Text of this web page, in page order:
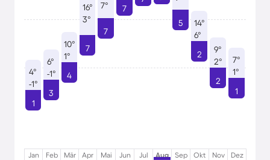
4°
-1°
1
6°
-1°
3
10°
1°
4
16°
3°
7
7°
7
7
5
14°
6°
2
9°
2°
2
7°
1°
1
Jan Feb Mär Apr Mai Jun Jul Aug Sep Okt Nov Dez